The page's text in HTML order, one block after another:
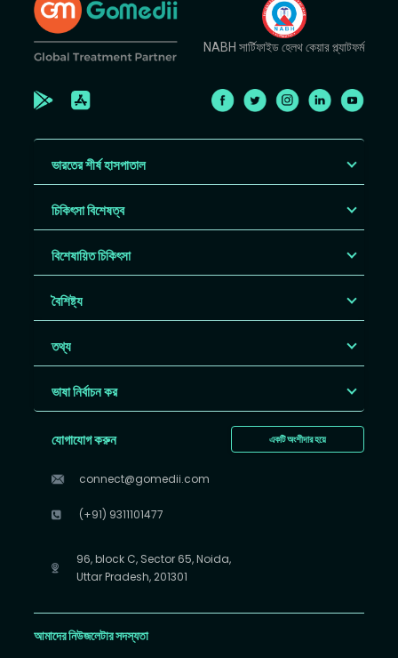
NABH সার্টিফাইড হেলথ কেয়ার প্ল্যাটফর্ম
ভারতের শীর্ষ হাসপাতাল
চিকিৎসা বিশেষত্ব
বিশেষায়িত চিকিৎসা
বৈশিষ্ট্য
তথ্য
ভাষা নির্বাচন কর
একটি অংশীদার হয়ে
যোগাযোগ করুন
connect@gomedii.com
(+91) 9311101477
96, block C, Sector 65, Noida,
Uttar Pradesh, 201301
আমাদের নিউজলেটার সদস্যতা